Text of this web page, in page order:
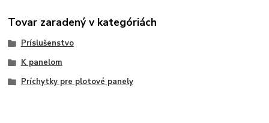
Tovar zaradený v kategóriách
Príslušenstvo
K panelom
Príchytky pre plotové panely